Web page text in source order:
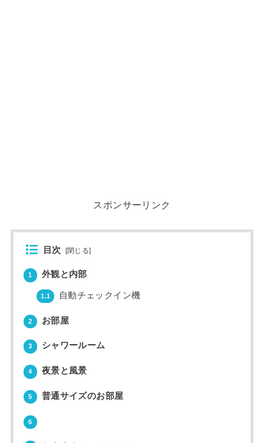
スポンサーリンク
目次 [閉じる]
1 外観と内部
1.1 自動チェックイン機
2 お部屋
3 シャワールーム
4 夜景と風景
5 普通サイズのお部屋
6